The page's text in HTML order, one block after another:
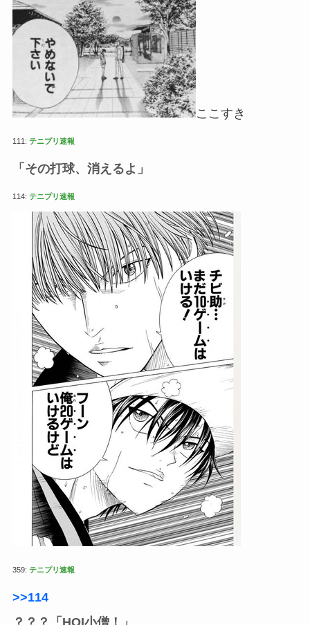
ここすき
111: テニプリ速報
「その打球、消えるよ」
114: テニプリ速報
359: テニプリ速報
>>114